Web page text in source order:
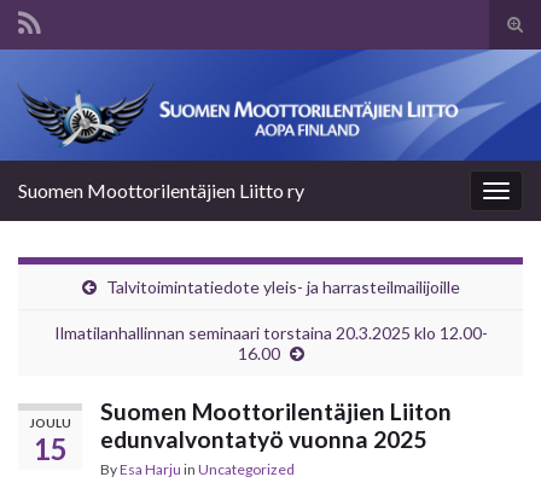
Suomen Moottorilentäjien Liitto ry
Talvitoimintatiedote yleis- ja harrasteilmailijoille
Ilmatilanhallinnan seminaari torstaina 20.3.2025 klo 12.00-
16.00
JOULU
15
Suomen Moottorilentäjien Liiton
edunvalvontatyö vuonna 2025
ByEsa Harju in Uncategorized